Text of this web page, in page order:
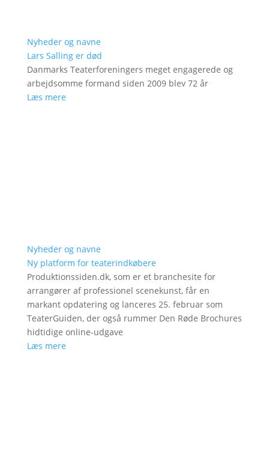
Nyheder og navne
Lars Salling er død
Danmarks Teaterforeningers meget engagerede og
arbejdsomme formand siden 2009 blev 72 år
Læs mere
Nyheder og navne
Ny platform for teaterindkøbere
Produktionssiden.dk, som er et branchesite for
arrangører af professionel scenekunst, får en
markant opdatering og lanceres 25. februar som
TeaterGuiden, der også rummer Den Røde Brochures
hidtidige online-udgave
Læs mere